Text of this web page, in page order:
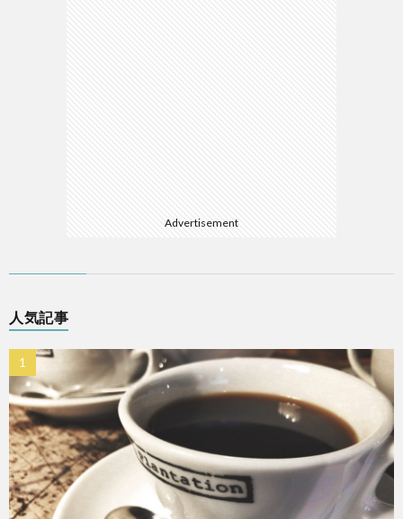
Advertisement
人気記事